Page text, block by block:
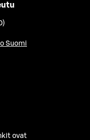
Suomi
ovat